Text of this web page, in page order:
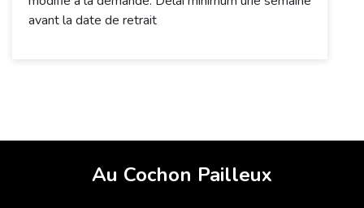
avant la date de retrait
Au Cochon Pailleux